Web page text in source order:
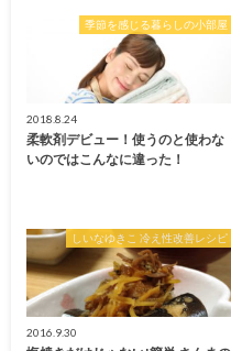
季節を感じる暮らしの小部屋
2018.8.24
柔軟剤デビュー！使うのと使わな
いのではこんなに違った！
しいなゆきこ 冷え性改善レシピ
2016.9.30